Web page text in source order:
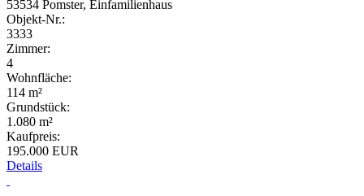
53534 Pomster, Einfamilienhaus
Objekt-Nr.:
3333
Zimmer:
4
Wohnfläche:
114 m²
Grundstück:
1.080 m²
Kaufpreis:
195.000 EUR
Details